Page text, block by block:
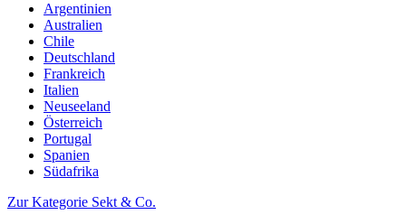
Argentinien
Australien
Chile
Deutschland
Frankreich
Italien
Neuseeland
Österreich
Portugal
Spanien
Südafrika
Zur Kategorie Sekt & Co.